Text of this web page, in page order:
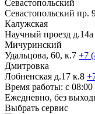
Севастопольский
Севастопольский пр.
Калужская
Научный проезд д.14а
Мичуринский
Удальцова, 60, к.7 +7
Дмитровка
Лобненская д.17 к.8
Время работы: с 08:00
Ежедневно, без
Выбрать сервис